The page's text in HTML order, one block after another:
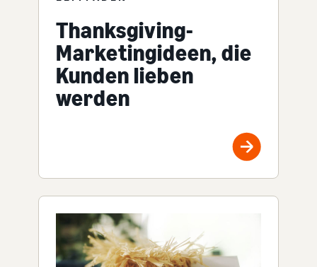
Thanksgiving-
Marketingideen, die
Kunden lieben
werden